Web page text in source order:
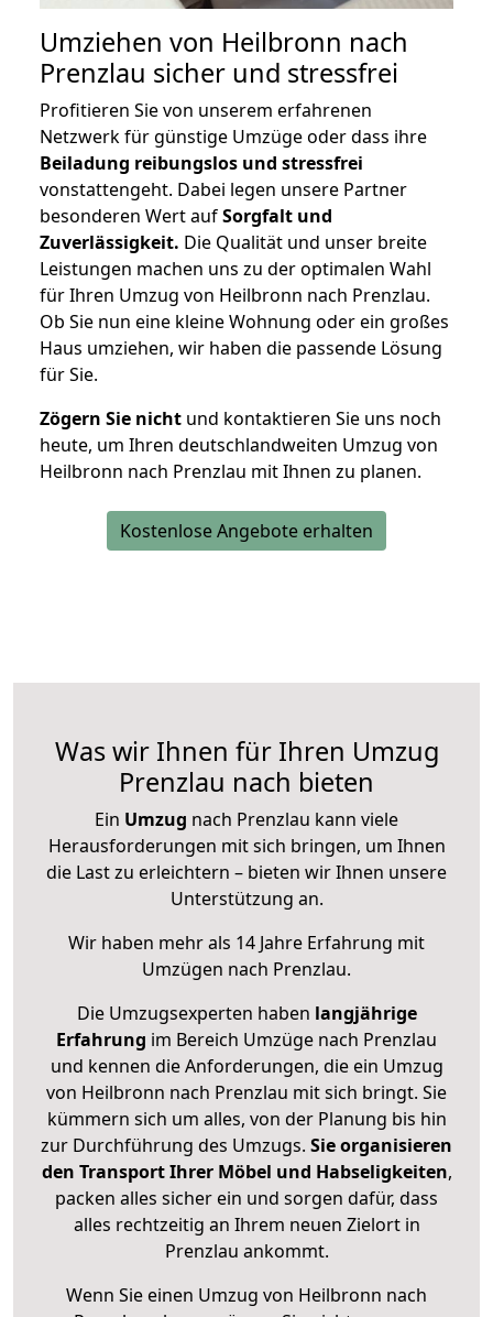
Umziehen von Heilbronn nach
Prenzlau sicher und stressfrei
Profitieren Sie von unserem erfahrenen
Netzwerk für günstige Umzüge oder dass ihre
Beiladung reibungslos und stressfrei
vonstattengeht. Dabei legen unsere Partner
besonderen Wert aufSorgfalt und
Zuverlässigkeit. Die Qualität und unser breite
Leistungen machen uns zu der optimalen Wahl
für Ihren Umzug von Heilbronn nach Prenzlau.
Ob Sie nun eine kleine Wohnung oder ein großes
Haus umziehen, wir haben die passende Lösung
für Sie.
Zögern Sie nicht und kontaktieren Sie uns noch
heute, um Ihren deutschlandweiten Umzug von
Heilbronn nach Prenzlau mit Ihnen zu planen.
Kostenlose Angebote erhalten
Was wir Ihnen für Ihren Umzug
Prenzlau nach bieten
Ein Umzug nach Prenzlau kann viele
Herausforderungen mit sich bringen, um Ihnen
die Last zu erleichtern – bieten wir Ihnen unsere
Unterstützung an.
Wir haben mehr als 14 Jahre Erfahrung mit
Umzügen nach Prenzlau.
Die Umzugsexperten haben langjährige
Erfahrung im Bereich Umzüge nach Prenzlau
und kennen die Anforderungen, die ein Umzug
von Heilbronn nach Prenzlau mit sich bringt. Sie
kümmern sich um alles, von der Planung bis hin
zur Durchführung des Umzugs. Sie organisieren
den Transport Ihrer Möbel und Habseligkeiten,
packen alles sicher ein und sorgen dafür, dass
alles rechtzeitig an Ihrem neuen Zielort in
Prenzlau ankommt.
Wenn Sie einen Umzug von Heilbronn nach